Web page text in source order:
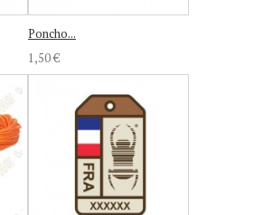
Poncho...
1,50 €